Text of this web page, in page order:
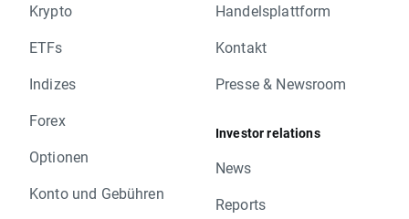
Krypto
ETFs
Indizes
Forex
Optionen
Konto und Gebühren
Handelsplattform
Kontakt
Presse & Newsroom
Investor relations
News
Reports